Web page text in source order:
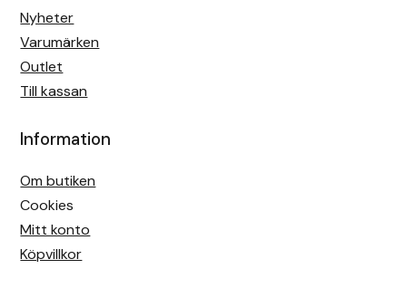
Nyheter
Varumärken
Outlet
Till kassan
Information
Om butiken
Cookies
Mitt konto
Köpvillkor